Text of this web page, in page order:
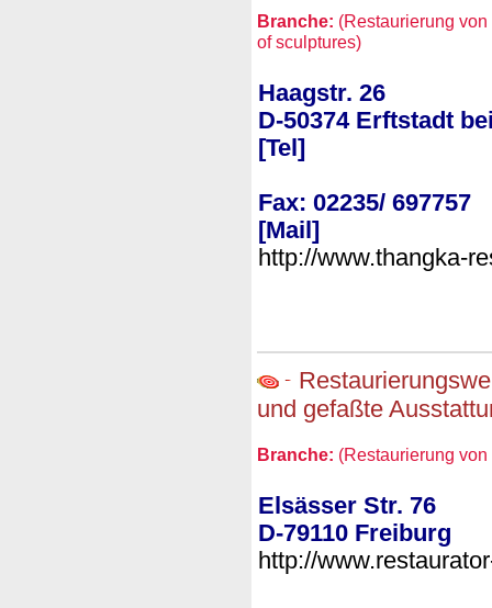
Branche: (Restaurierung
of sculptures)
Haagstr. 26
D-50374 Erftstadt
[Tel]
Fax: 02235/ 697757
[Mail]
http://www.thangka-
und gefaßte
Branche: (Restaurierung
Elsässer Str. 76
D-79110 Freiburg
http://